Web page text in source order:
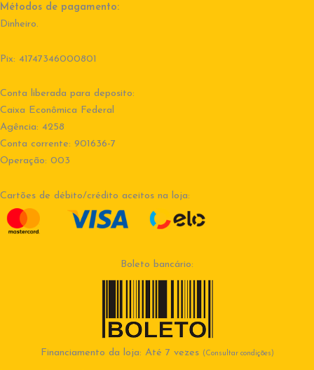
Métodos de pagamento:
Dinheiro.
Pix: 41747346000801
Conta liberada para deposito:
Caixa Econômica Federal
Agência: 4258
Conta corrente: 901636-7
Operação: 003
Cartões de débito/crédito aceitos na loja:
Boleto bancário:
Financiamento da loja: Até 7 vezes (Consultar condições)